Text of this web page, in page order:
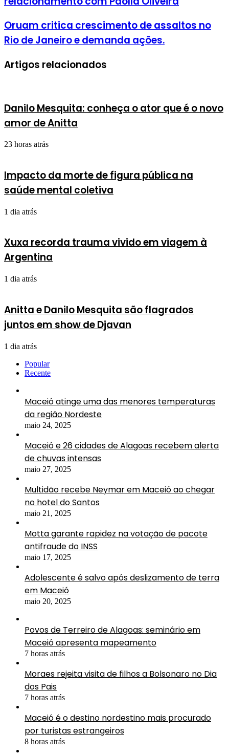
Oruam critica crescimento de assaltos no
Rio de Janeiro e demanda ações.
Artigos relacionados
Danilo Mesquita: conheça o ator que é o novo
amor de Anitta
23 horas atrás
Impacto da morte de figura pública na
saúde mental coletiva
1 dia atrás
Xuxa recorda trauma vivido em viagem à
Argentina
1 dia atrás
Anitta e Danilo Mesquita são flagrados
juntos em show de Djavan
1 dia atrás
Popular
Recente
Maceió atinge uma das menores temperaturas
da região Nordeste
maio 24, 2025
Maceió e 26 cidades de Alagoas recebem alerta
de chuvas intensas
maio 27, 2025
Multidão recebe Neymar em Maceió ao chegar
no hotel do Santos
maio 21, 2025
Motta garante rapidez na votação de pacote
antifraude do INSS
maio 17, 2025
Adolescente é salvo após deslizamento de terra
em Maceió
maio 20, 2025
Povos de Terreiro de Alagoas: seminário em
Maceió apresenta mapeamento
7 horas atrás
Moraes rejeita visita de filhos a Bolsonaro no Dia
dos Pais
7 horas atrás
Maceió é o destino nordestino mais procurado
por turistas estrangeiros
8 horas atrás